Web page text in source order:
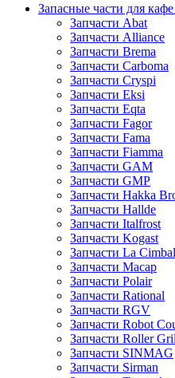
Запасные части для
Запчасти Abat
Запчасти Alliance
Запчасти Brema
Запчасти Carboma
Запчасти Cryspi
Запчасти Eksi
Запчасти Eqta
Запчасти Fagor
Запчасти Fama
Запчасти Fiamma
Запчасти GAM
Запчасти GMP
Запчасти Hakka
Запчасти Hallde
Запчасти Italfrost
Запчасти Kogast
Запчасти La
Запчасти Macap
Запчасти Polair
Запчасти Rational
Запчасти RGV
Запчасти Robot
Запчасти Roller
Запчасти SINMAG
Запчасти Sirman